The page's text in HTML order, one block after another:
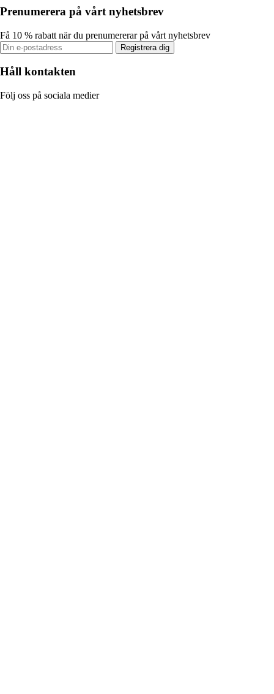
Prenumerera på vårt nyhetsbrev
Få 10 % rabatt när du prenumererar på vårt nyhetsbrev
Registrera dig
Håll kontakten
Följ oss på sociala medier